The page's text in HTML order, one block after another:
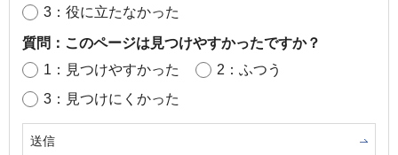
3：役に立たなかった
質問：このページは見つけやすかったですか？
1：見つけやすかった
2：ふつう
3：見つけにくかった